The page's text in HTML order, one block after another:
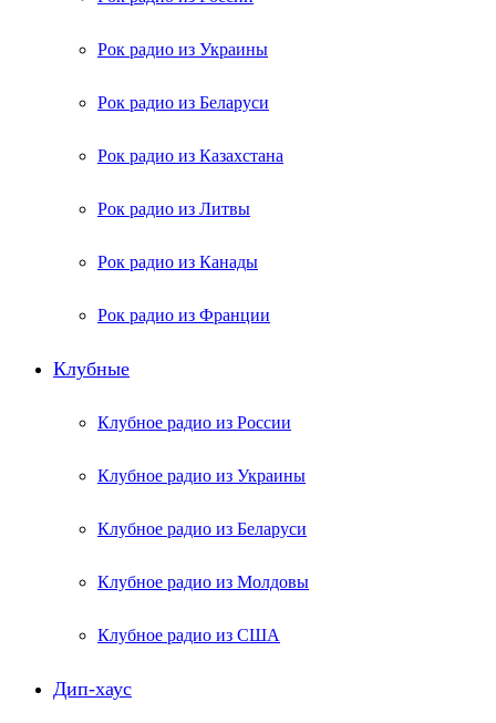
Рок радио из Украины
Рок радио из Беларуси
Рок радио из Казахстана
Рок радио из Литвы
Рок радио из Канады
Рок радио из Франции
Клубные
Клубное радио из России
Клубное радио из Украины
Клубное радио из Беларуси
Клубное радио из Молдовы
Клубное радио из США
Дип-хаус